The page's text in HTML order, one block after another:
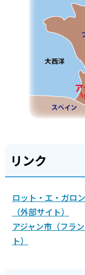
リンク
ロット・エ・ガロ
（外部サイト）
アジャン市（フラ
ト）